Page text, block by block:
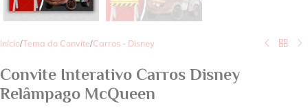
Início/Tema do Convite/Carros - Disney
Convite Interativo Carros Disney
Relâmpago McQueen